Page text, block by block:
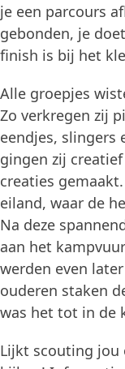
je een parcours
gebonden, je
finish is bij het
Alle groepjes
Zo verkregen zij
eendjes, slingers
gingen zij
creaties
eiland, waar de
Na deze
aan het
werden even
ouderen staken
was het tot in de
Lijkt scouting jou